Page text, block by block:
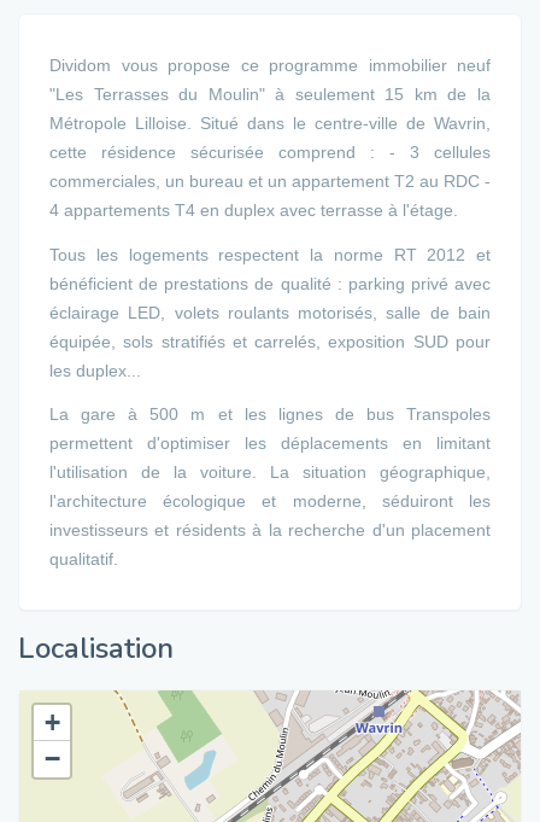
Dividom vous propose ce programme immobilier neuf
"Les Terrasses du Moulin" à seulement 15 km de la
Métropole Lilloise. Situé dans le centre-ville de Wavrin,
cette résidence sécurisée comprend : - 3 cellules
commerciales, un bureau et un appartement T2 au RDC -
4 appartements T4 en duplex avec terrasse à l'étage.
Tous les logements respectent la norme RT 2012 et
bénéficient de prestations de qualité : parking privé avec
éclairage LED, volets roulants motorisés, salle de bain
équipée, sols stratifiés et carrelés, exposition SUD pour
les duplex...
La gare à 500 m et les lignes de bus Transpoles
permettent d'optimiser les déplacements en limitant
l'utilisation de la voiture. La situation géographique,
l'architecture écologique et moderne, séduiront les
investisseurs et résidents à la recherche d'un placement
qualitatif.
Localisation
+
−